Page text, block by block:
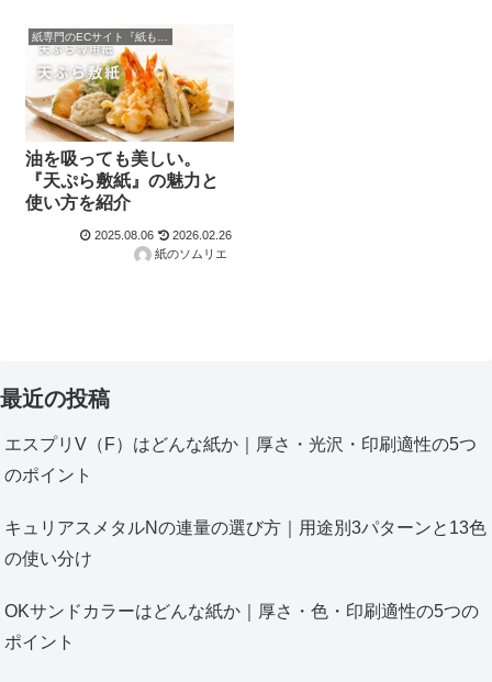
油を吸っても美しい。
『天ぷら敷紙』の魅力と
使い方を紹介
2025.08.06
2026.02.26
紙のソムリエ
最近の投稿
エスプリV（F）はどんな紙か｜厚さ・光沢・印刷適性の5つ
のポイント
キュリアスメタルNの連量の選び方｜用途別3パターンと13色
の使い分け
OKサンドカラーはどんな紙か｜厚さ・色・印刷適性の5つの
ポイント